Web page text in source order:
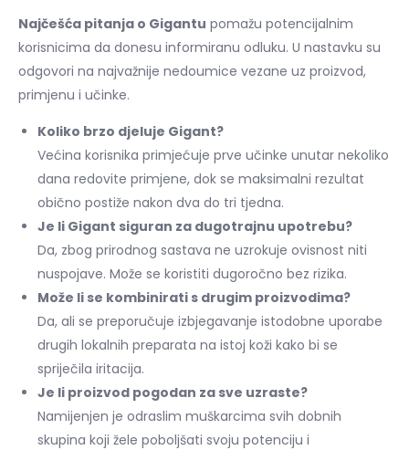
Najčešća pitanja o Gigantu pomažu potencijalnim
korisnicima da donesu informiranu odluku. U nastavku su
odgovori na najvažnije nedoumice vezane uz proizvod,
primjenu i učinke.
Koliko brzo djeluje Gigant?
Većina korisnika primjećuje prve učinke unutar nekoliko
dana redovite primjene, dok se maksimalni rezultat
obično postiže nakon dva do tri tjedna.
Je li Gigant siguran za dugotrajnu upotrebu?
Da, zbog prirodnog sastava ne uzrokuje ovisnost niti
nuspojave. Može se koristiti dugoročno bez rizika.
Može li se kombinirati s drugim proizvodima?
Da, ali se preporučuje izbjegavanje istodobne uporabe
drugih lokalnih preparata na istoj koži kako bi se
spriječila iritacija.
Je li proizvod pogodan za sve uzraste?
Namijenjen je odraslim muškarcima svih dobnih
skupina koji žele poboljšati svoju potenciju i